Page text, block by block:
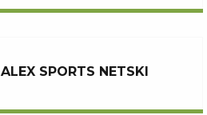
ALEX SPORTS NETSKI